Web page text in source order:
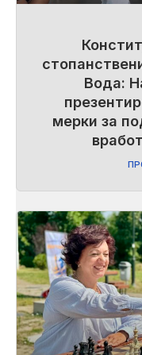
Вода:
мерки за